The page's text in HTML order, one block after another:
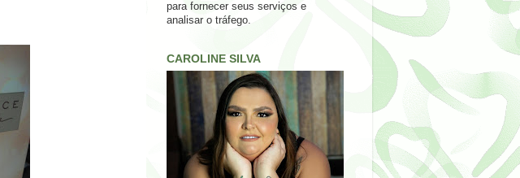
para fornecer seus serviços e
analisar o tráfego.
CAROLINE SILVA